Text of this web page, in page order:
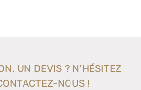
UN DEVIS ? N’HÉSITEZ
NOUS !